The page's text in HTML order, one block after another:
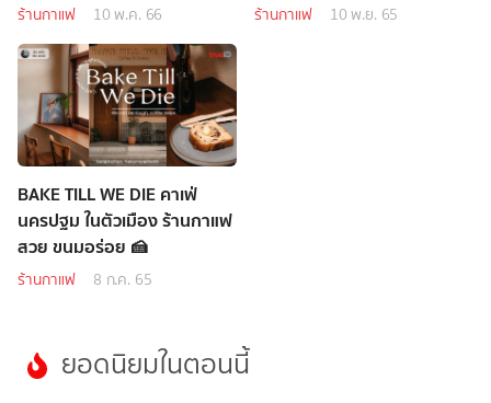
ร้านกาแฟ 10 พ.ค. 66 ร้านกาแฟ 10 พ.ย. 65
BAKE TILL WE DIE คาเฟ่
นครปฐม ในตัวเมือง ร้านกาแฟ
สวย ขนมอร่อย 🍰
ร้านกาแฟ 8 ก.ค. 65
ยอดนิยมในตอนนี้